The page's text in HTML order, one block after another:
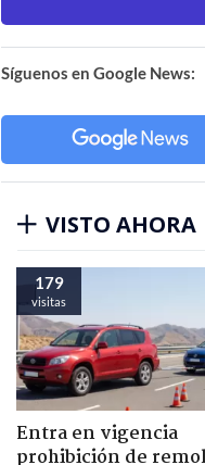
Síguenos en Google News:
VISTO AHORA
179
visitas
Entra en vigencia
prohibición de